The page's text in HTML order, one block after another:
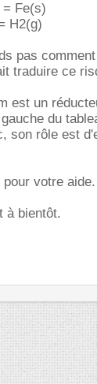
= Fe(s)
H2(g)
pas
traduire ce
est un
du
son rôle est
votre aide.
à bientôt.